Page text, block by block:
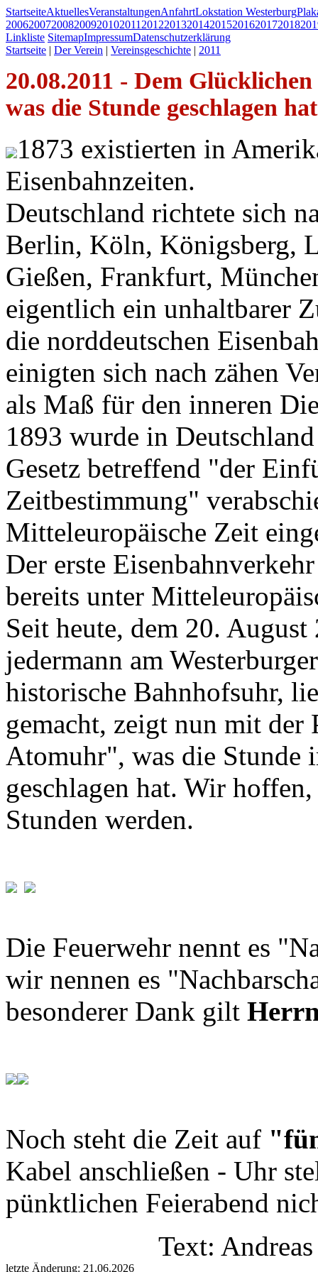
StartseiteAktuellesVeranstaltungenAnfahrtLokstation Westerburg
200620072008200920102011 2012201320142015201620172018
Linkliste SitemapImpressumDatenschutzerklärung
Startseite | Der Verein | Vereinsgeschichte | 2011
20.08.2011 - Dem
was die Stunde geschlagen
1873 existierten in
Eisenbahnzeiten.
Deutschland richtete sich
Berlin, Köln, Königsberg,
Gießen, Frankfurt,
eigentlich ein unhaltbarer
die norddeutschen
einigten sich nach zähen
als Maß für den inneren
1893 wurde in
Gesetz betreffend "der
Zeitbestimmung"
Mitteleuropäische Zeit
Der erste
bereits unter
Seit heute, dem 20.
jedermann am
historische Bahnhofsuhr,
gemacht, zeigt nun mit der
Atomuhr", was die Stunde
geschlagen hat. Wir
Stunden werden.
Die Feuerwehr nennt es
wir nennen es
besonderer Dank gilt
Noch steht die Zeit auf
Kabel anschließen - Uhr
pünktlichen Feierabend
Text:
letzte Änderung: 21.06.2026